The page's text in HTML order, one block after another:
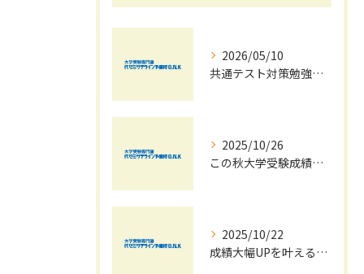
2026/05/10
共通テスト対策勉強は早めに始めましょう！
2025/10/26
この秋大学受験成績大幅UPの秘訣
2025/10/22
成績大幅UPを叶える秋の効率学習法